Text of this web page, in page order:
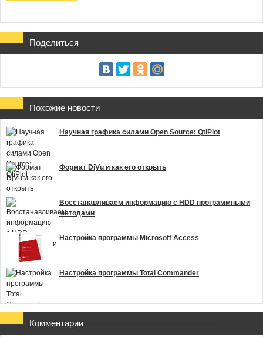
Поделиться
Похожие новости
Научная графика силами Open Source: QtiPlot
Формат DjVu и как его открыть
Восстанавливаем информацию с HDD программными
методами
Настройка программы Microsoft Access
Настройка программы Total Commander
Комментарии